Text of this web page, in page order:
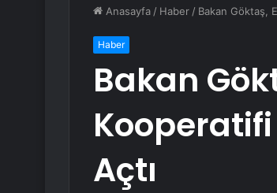
Anasayfa / Haber / Bakan Göktaş,
Haber
Bakan
Kooperatifi
Açtı